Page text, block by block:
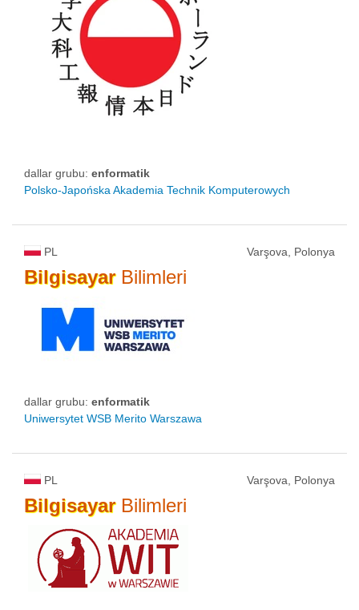
dallar grubu: enformatik
Polsko-Japońska Akademia Technik Komputerowych
PL Varşova, Polonya
BilgisayarBilimleri
dallar grubu: enformatik
Uniwersytet WSB Merito Warszawa
PL Varşova, Polonya
BilgisayarBilimleri